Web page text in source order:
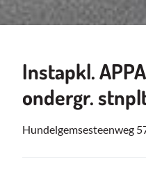
Instapkl.
ondergr.
Hundelgemsesteenweg